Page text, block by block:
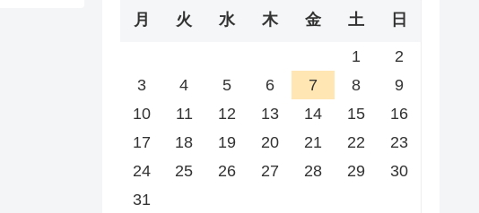
月 火 水 木 金 土 日
1
2
3
4 5 6 7 8
9
10
11 12 13 14 15
16
17
18 19 20 21 22
23
24
25 26 27 28 29
30
31